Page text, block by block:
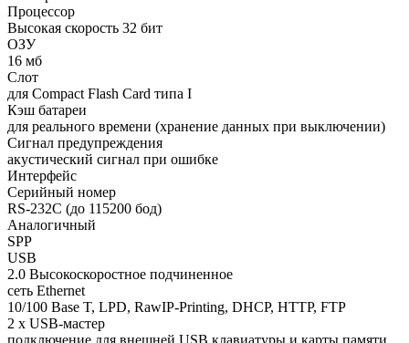
Процессор
Высокая скорость 32 бит
ОЗУ
16 мб
Слот
для Compact Flash Card типа I
Кэш батареи
для реального времени (хранение данных при выключении)
Сигнал предупреждения
акустический сигнал при ошибке
Интерфейс
Серийный номер
RS-232C (до 115200 бод)
Аналогичный
SPP
USB
2.0 Высокоскоростное подчиненное
сеть Ethernet
10/100 Base T, LPD, RawIP-Printing, DHCP, HTTP, FTP
2 x USB-мастер